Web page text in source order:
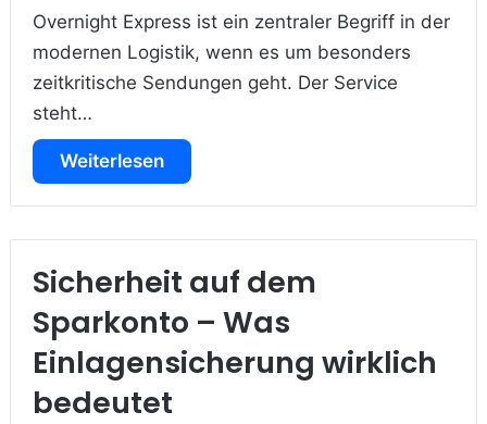
Overnight Express ist ein zentraler Begriff in der
modernen Logistik, wenn es um besonders
zeitkritische Sendungen geht. Der Service
steht…
Weiterlesen
Sicherheit auf dem
Sparkonto – Was
Einlagensicherung wirklich
bedeutet